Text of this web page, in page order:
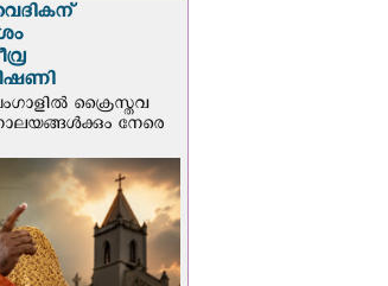
ക്രൈസ്തവ
നേരെ